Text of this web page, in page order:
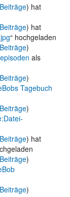
Beiträge) hat
Beiträge) hat
“ hochgeladen
Beiträge)
als
Beiträge)
Tagebuch
Beiträge)
Beiträge) hat
Beiträge)
Beiträge)